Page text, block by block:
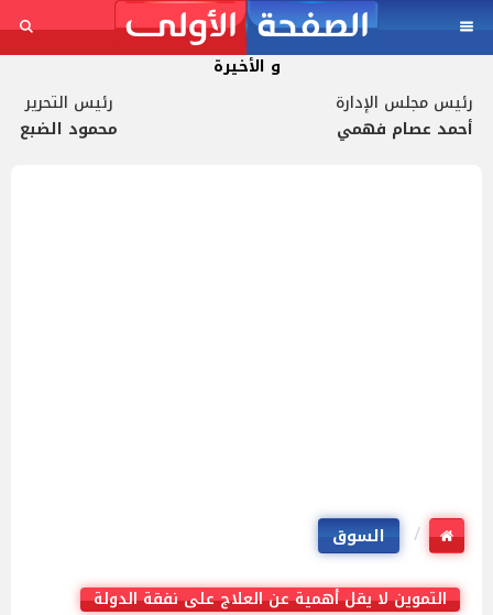
و الأخيرة
رئيس مجلس الإدارة
أحمد عصام فهمي
رئيس التحرير
محمود الضبع
السوق
التموين لا يقل أهمية عن العلاج على نفقة الدولة